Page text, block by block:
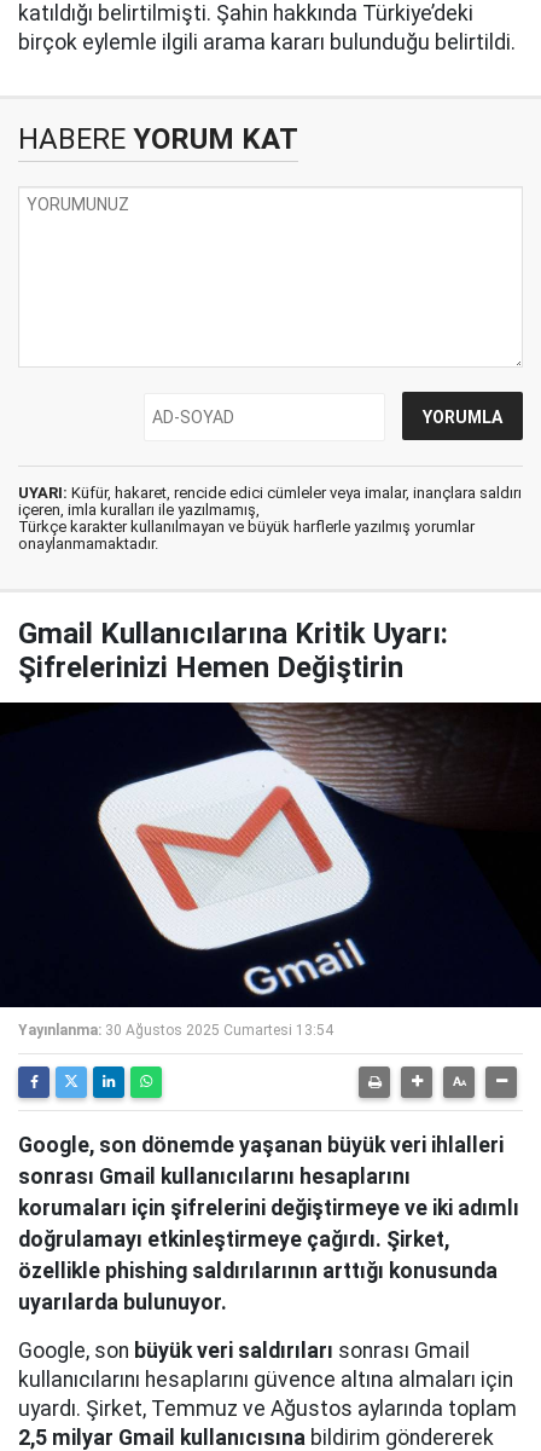
katıldığı belirtilmişti. Şahin hakkında Türkiye’deki
birçok eylemle ilgili arama kararı bulunduğu belirtildi.
HABERE YORUM KAT
UYARI: Küfür, hakaret, rencide edici cümleler veya imalar, inançlara saldırı
içeren, imla kuralları ile yazılmamış,
Türkçe karakter kullanılmayan ve büyük harflerle yazılmış yorumlar
onaylanmamaktadır.
Gmail Kullanıcılarına Kritik Uyarı:
Şifrelerinizi Hemen Değiştirin
Yayınlanma: 30 Ağustos 2025 Cumartesi 13:54
Google, son dönemde yaşanan büyük veri ihlalleri
sonrası Gmail kullanıcılarını hesaplarını
korumaları için şifrelerini değiştirmeye ve iki adımlı
doğrulamayı etkinleştirmeye çağırdı. Şirket,
özellikle phishing saldırılarının arttığı konusunda
uyarılarda bulunuyor.
Google, son büyük veri saldırıları sonrası Gmail
kullanıcılarını hesaplarını güvence altına almaları için
uyardı. Şirket, Temmuz ve Ağustos aylarında toplam
2,5 milyar Gmail kullanıcısına bildirim göndererek